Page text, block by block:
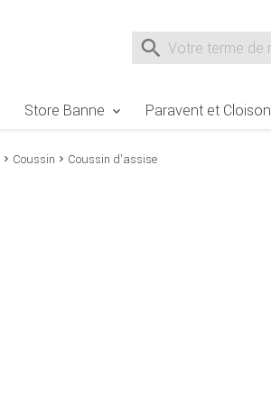
Suche nach
Store Banne Paravent et Cloison
Coussin Coussin d'assise